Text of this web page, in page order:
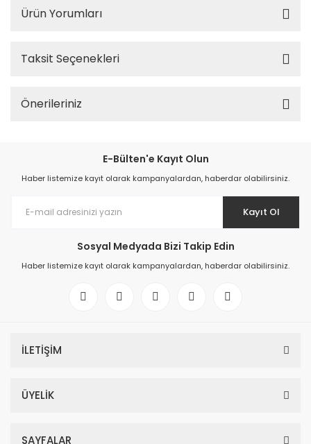
Ürün Yorumları
Taksit Seçenekleri
Önerileriniz
E-Bülten'e Kayıt Olun
Haber listemize kayıt olarak kampanyalardan, haberdar olabilirsiniz.
Kayıt Ol
Sosyal Medyada Bizi Takip Edin
Haber listemize kayıt olarak kampanyalardan, haberdar olabilirsiniz.
İLETİŞİM
ÜYELİK
SAYFALAR